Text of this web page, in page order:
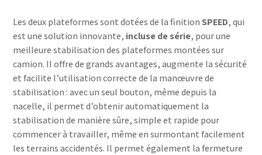
Les deux plateformes sont dotées de la finitionSPEED, qui
est une solution innovante, incluse de série, pour une
meilleure stabilisation des plateformes montées sur
camion. Il offre de grands avantages, augmente la sécurité
et facilite l’utilisation correcte de la manœuvre de
stabilisation : avec un seul bouton, même depuis la
nacelle, il permet d’obtenir automatiquement la
stabilisation de manière sûre, simple et rapide pour
commencer à travailler, même en surmontant facilement
les terrains accidentés. Il permet également la fermeture